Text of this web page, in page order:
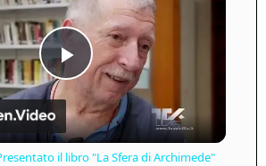
Play
Video
il libro "La Sfera di Archimede"